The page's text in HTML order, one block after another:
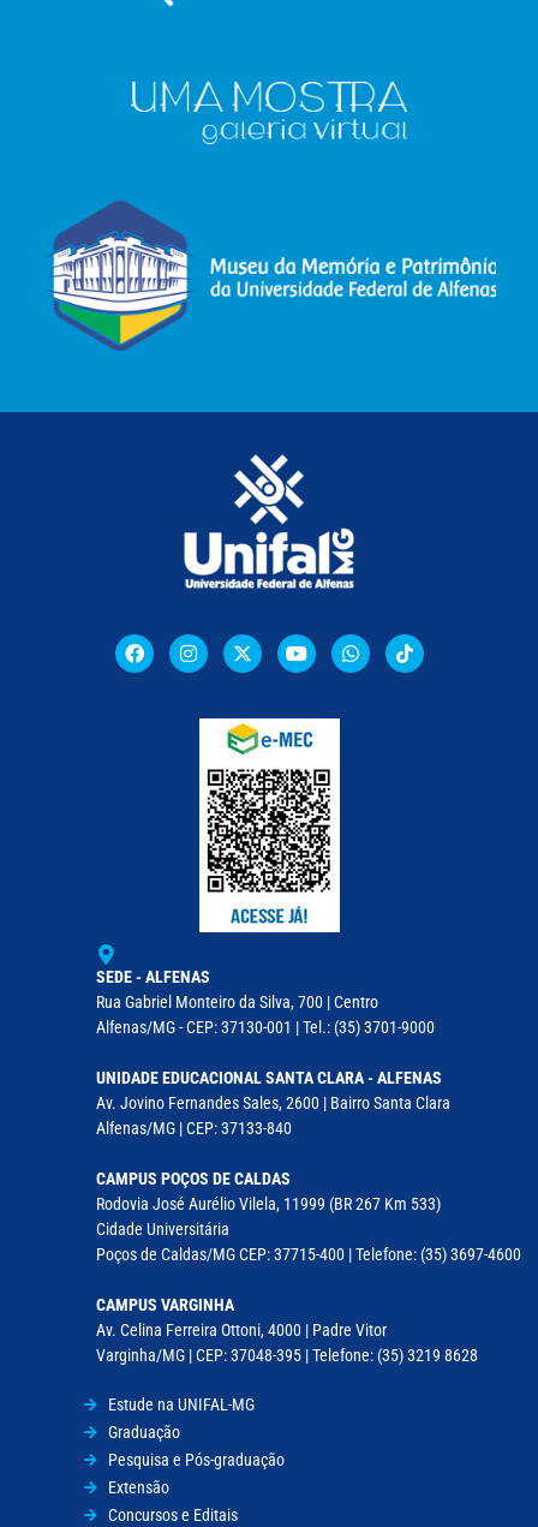
SEDE - ALFENAS
Rua Gabriel Monteiro da Silva, 700 | Centro
Alfenas/MG - CEP: 37130-001 | Tel.: (35) 3701-9000
UNIDADE EDUCACIONAL SANTA CLARA - ALFENAS
Av. Jovino Fernandes Sales, 2600 | Bairro Santa Clara
Alfenas/MG | CEP: 37133-840
CAMPUS POÇOS DE CALDAS
Rodovia José Aurélio Vilela, 11999 (BR 267 Km 533)
Cidade Universitária
Poços de Caldas/MG CEP: 37715-400 | Telefone: (35) 3697-4600
CAMPUS VARGINHA
Av. Celina Ferreira Ottoni, 4000 | Padre Vitor
Varginha/MG | CEP: 37048-395 | Telefone: (35) 3219 8628
Estude na UNIFAL-MG
Graduação
Pesquisa e Pós-graduação
Extensão
Concursos e Editais